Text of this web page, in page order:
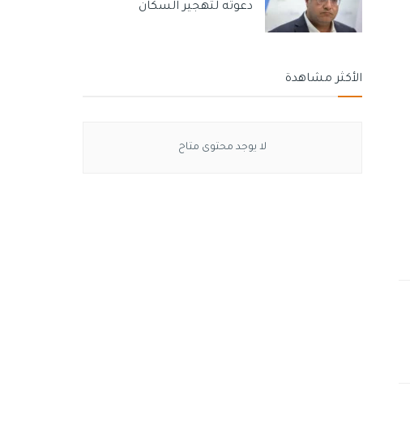
دعوته لتهجير السكان
الأكثر مشاهدة
لا يوجد محتوى متاح